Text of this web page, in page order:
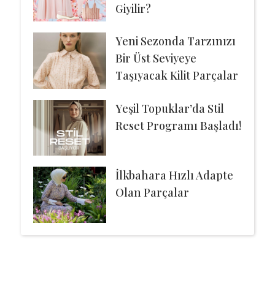
Giyilir?
Yeni Sezonda Tarzınızı
Bir Üst Seviyeye
Taşıyacak Kilit Parçalar
Yeşil Topuklar’da Stil
Reset Programı Başladı!
İlkbahara Hızlı Adapte
Olan Parçalar